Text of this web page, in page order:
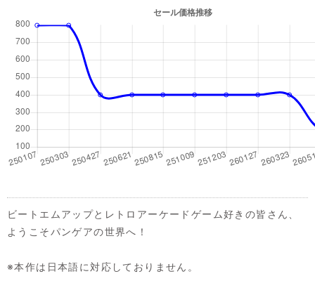
ビートエムアップとレトロアーケードゲーム好きの皆さん、
ようこそパンゲアの世界へ！
※本作は日本語に対応しておりません。